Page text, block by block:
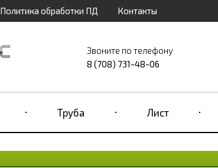
Политика обработки ПД Контакты
Звоните по телефону
8 (708) 731-48-06
Труба Лист